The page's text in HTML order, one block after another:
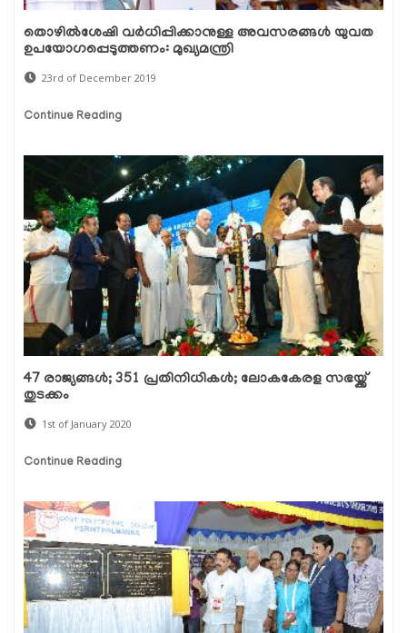
തൊഴില്‍ശേഷി വര്‍ധിപ്പിക്കാനുള്ള അവസരങ്ങള്‍ യുവത
ഉപയോഗപ്പെടുത്തണം: മുഖ്യമന്ത്രി
23rd of December 2019
Continue Reading
47 രാജ്യങ്ങള്‍; 351 പ്രതിനിധികള്‍; ലോകകേരള സഭയ്ക്ക്
തുടക്കം
1st of January 2020
Continue Reading